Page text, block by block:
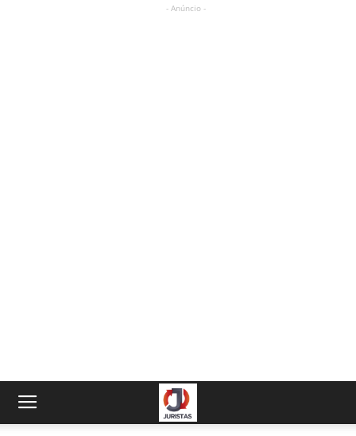
- Anúncio -